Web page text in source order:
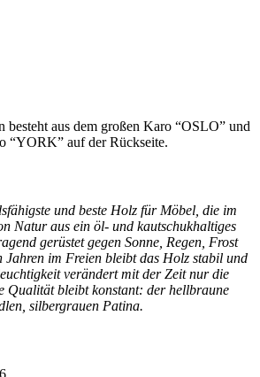
besteht aus dem großen Karo “OSLO” und
“YORK” auf der Rückseite.
und beste Holz für Möbel, die im
Natur aus ein öl- und kautschukhaltiges
gerüstet gegen Sonne, Regen, Frost
Jahren im Freien bleibt das Holz stabil und
verändert mit der Zeit nur die
Qualität bleibt konstant: der hellbraune
silbergrauen Patina.